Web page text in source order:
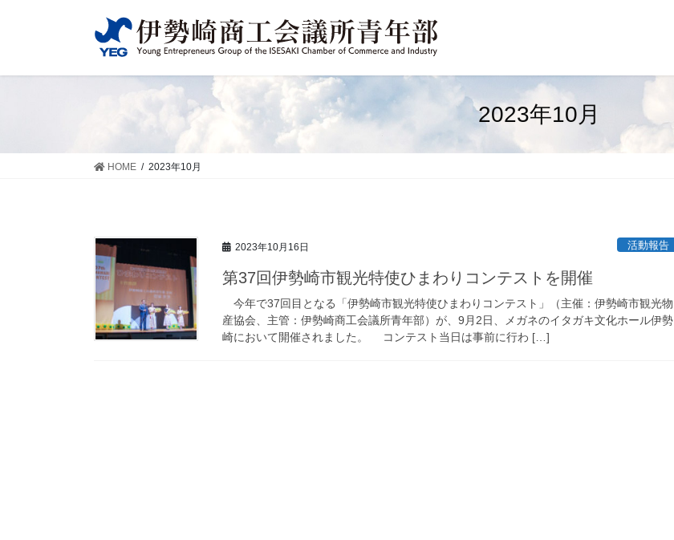
2023年10月
HOME 2023年10月
2023年10月16日 活動報告
第37回伊勢崎市観光特使ひまわりコンテストを開催
今年で37回目となる「伊勢崎市観光特使ひまわりコンテスト」（主催：伊勢崎市観光物
産協会、主管：伊勢崎商工会議所青年部）が、9月2日、メガネのイタガキ文化ホール伊勢
崎において開催されました。 コンテスト当日は事前に行わ […]